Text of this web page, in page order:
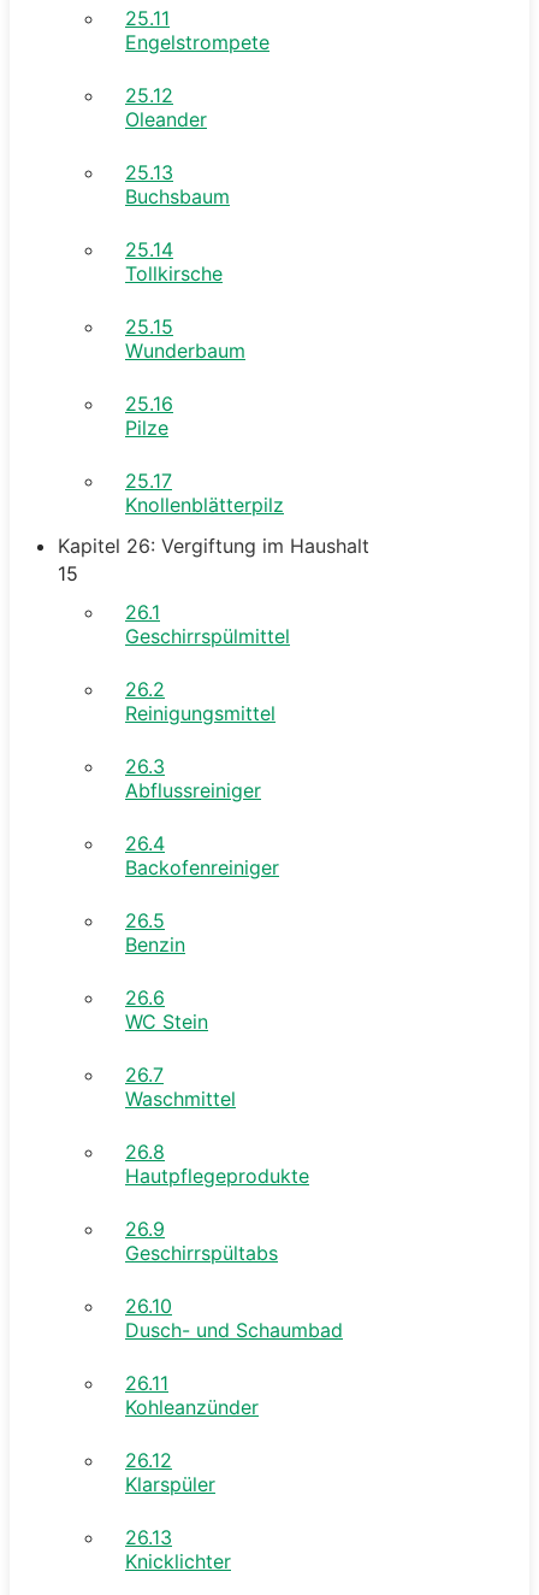
25.11
Engelstrompete
25.12
Oleander
25.13
Buchsbaum
25.14
Tollkirsche
25.15
Wunderbaum
25.16
Pilze
25.17
Knollenblätterpilz
Kapitel 26: Vergiftung im Haushalt
15
26.1
Geschirrspülmittel
26.2
Reinigungsmittel
26.3
Abflussreiniger
26.4
Backofenreiniger
26.5
Benzin
26.6
WC Stein
26.7
Waschmittel
26.8
Hautpflegeprodukte
26.9
Geschirrspültabs
26.10
Dusch- und Schaumbad
26.11
Kohleanzünder
26.12
Klarspüler
26.13
Knicklichter